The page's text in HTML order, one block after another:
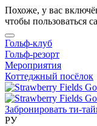
Похоже, у вас
чтобы пользоваться
Гольф-клуб
Гольф-резорт
Мероприятия
Коттеджный посёлок
Забронировать ти-
РУ